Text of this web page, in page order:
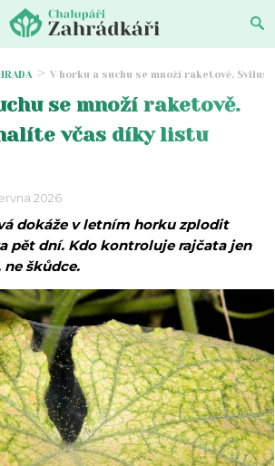
V horku a suchu se množí raketově.
se množí raketově.
včas díky listu
2026
dokáže v letním horku zplodit
pět dní. Kdo kontroluje rajčata jen
škůdce.